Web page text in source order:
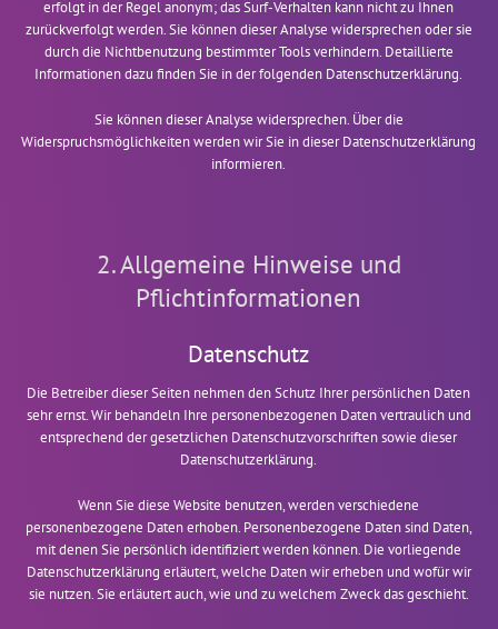
erfolgt in der Regel anonym; das Surf-Verhalten kann nicht zu Ihnen
zurückverfolgt werden. Sie können dieser Analyse widersprechen oder sie
durch die Nichtbenutzung bestimmter Tools verhindern. Detaillierte
Informationen dazu finden Sie in der folgenden Datenschutzerklärung.
Sie können dieser Analyse widersprechen. Über die
Widerspruchsmöglichkeiten werden wir Sie in dieser Datenschutzerklärung
informieren.
2. Allgemeine Hinweise und
Pflichtinformationen
Datenschutz
Die Betreiber dieser Seiten nehmen den Schutz Ihrer persönlichen Daten
sehr ernst. Wir behandeln Ihre personenbezogenen Daten vertraulich und
entsprechend der gesetzlichen Datenschutzvorschriften sowie dieser
Datenschutzerklärung.
Wenn Sie diese Website benutzen, werden verschiedene
personenbezogene Daten erhoben. Personenbezogene Daten sind Daten,
mit denen Sie persönlich identifiziert werden können. Die vorliegende
Datenschutzerklärung erläutert, welche Daten wir erheben und wofür wir
sie nutzen. Sie erläutert auch, wie und zu welchem Zweck das geschieht.